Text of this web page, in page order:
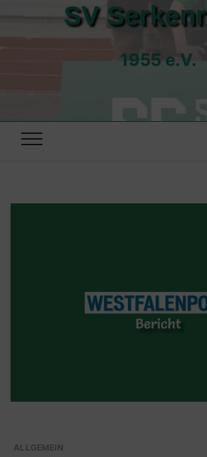
SV
1955 e.V.
ALLGEMEIN